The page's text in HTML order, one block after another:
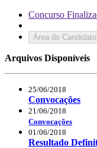
Concurso
Área do Candidato
Arquivos Disponíveis
25/06/2018
Convocações
21/06/2018
Convocações
01/06/2018
Resultado